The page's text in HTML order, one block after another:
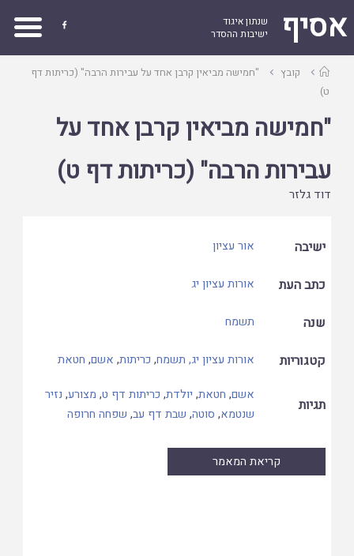
אסיף
שנתון איגוד
ישיבות ההסדר

עמודקובץ
"חמישה מביאין קרבן אחד על עבירות הרבה" (כריתות דף
ט)
"חמישה מביאין קרבן אחד על
עבירות הרבה" (כריתות דף ט)
דוד גלזר
ישיבה אור עציון
כתב העת אורות עציון יג
שנה תשמח
קטגוריות אורות עציון יג, תשמח, כריתות, אשם, חטאת
תגיות
אשם, חטאת, יולדת, כריתות דף ט, מצורע, נזיר
שנטמא, סוטה, שבת דף עב, שפחה חרופה
קריאת המאמר